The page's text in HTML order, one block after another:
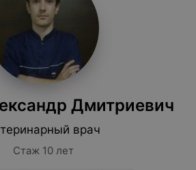
Дмитриевич
врач
Стаж 10 лет